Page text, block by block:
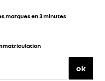
marques en 3 minutes
ok